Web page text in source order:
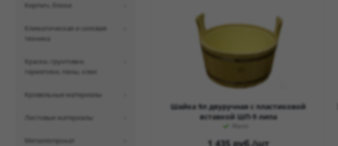
Шайка 9л двуручная с пластиковой
вставкой ШП-9 липа
1 435руб./шт
кирпич, блоки
климатическая и силовая
техника
краски, грунтовки,
герметики, пены, клеи
кровельные материалы
листовые материалы
металлопрокат